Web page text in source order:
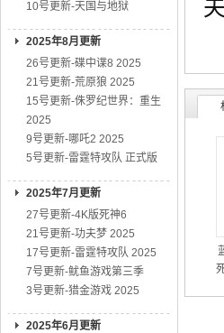
10号更新-天国与地狱
2025年8月更新
26号更新-碟中谍8 2025
21号更新-荒原狼 2025
15号更新-侏罗纪世界：重生
2025
9号更新-哪吒2 2025
5号更新-雷霆特攻队 正式版
2025年7月更新
27号更新-4K版死神6
21号更新-功夫梦 2025
17号更新-雷霆特攻队 2025
7号更新-鱿鱼游戏第三季
3号更新-猎金游戏 2025
2025年6月更新